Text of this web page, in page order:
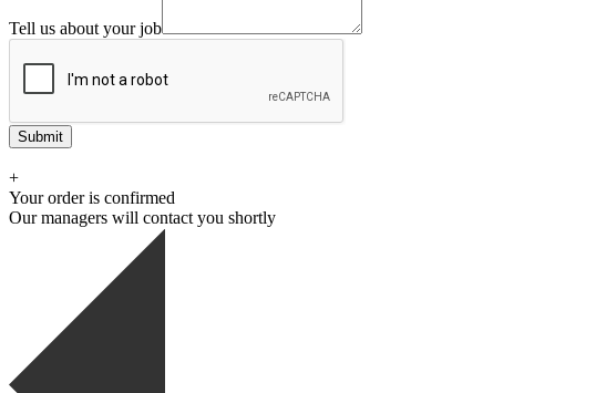
Tell us about your job
Submit
+
Your order is confirmed
Our managers will contact you shortly